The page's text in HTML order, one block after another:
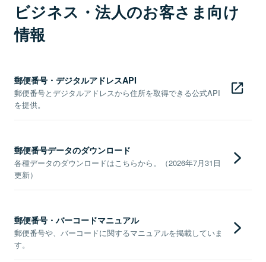
ビジネス・法人のお客さま向け
情報
郵便番号・デジタルアドレスAPI
郵便番号とデジタルアドレスから住所を取得できる公式API
を提供。
郵便番号データのダウンロード
各種データのダウンロードはこちらから。（2026年7月31日
更新）
郵便番号・バーコードマニュアル
郵便番号や、バーコードに関するマニュアルを掲載していま
す。